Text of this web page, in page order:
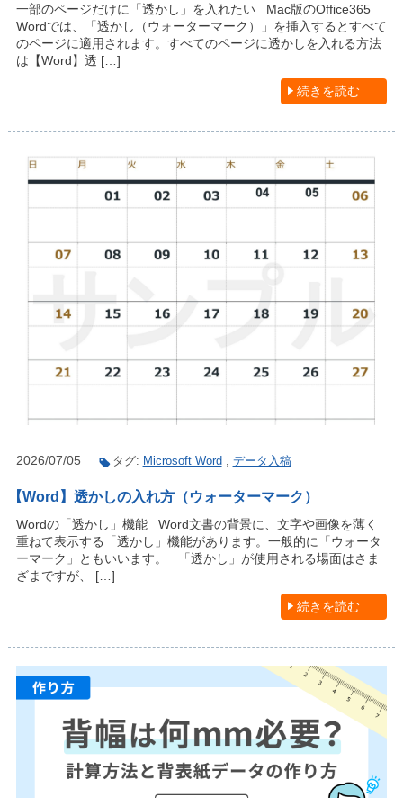
一部のページだけに「透かし」を入れたい Mac版のOffice365
Wordでは、「透かし（ウォーターマーク）」を挿入するとすべて
のページに適用されます。すべてのページに透かしを入れる方法
は【Word】透 […]
続きを読む
2026/07/05 タグ: Microsoft Word , データ入稿
【Word】透かしの入れ方（ウォーターマーク）
Wordの「透かし」機能 Word文書の背景に、文字や画像を薄く
重ねて表示する「透かし」機能があります。一般的に「ウォータ
ーマーク」ともいいます。 「透かし」が使用される場面はさま
ざまですが、 […]
続きを読む